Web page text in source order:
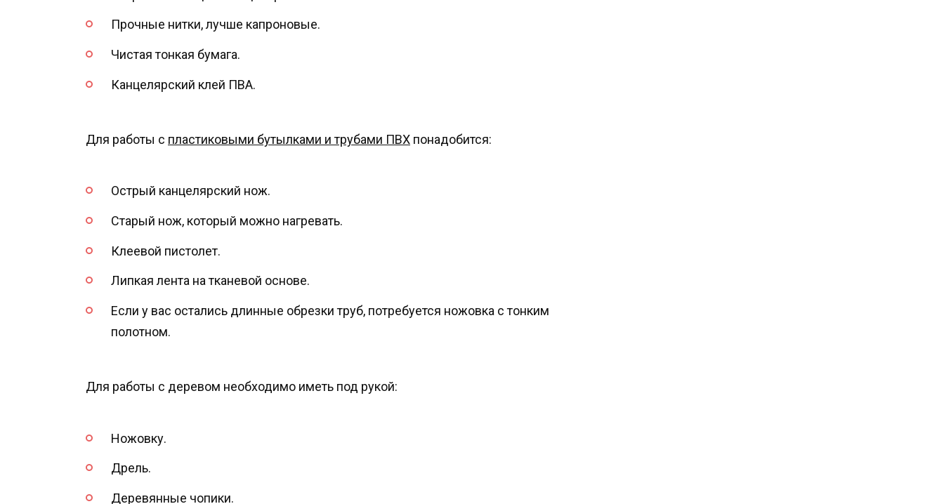
Прочные нитки, лучше капроновые.
Чистая тонкая бумага.
Канцелярский клей ПВА.
Для работы с пластиковыми бутылками и трубами ПВХ понадобится:
Острый канцелярский нож.
Старый нож, который можно нагревать.
Клеевой пистолет.
Липкая лента на тканевой основе.
Если у вас остались длинные обрезки труб, потребуется ножовка с тонким
полотном.
Для работы с деревом необходимо иметь под рукой:
Ножовку.
Дрель.
Деревянные чопики.